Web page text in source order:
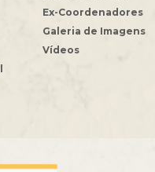
Ex-Coordenadores
Galeria de Imagens
Vídeos